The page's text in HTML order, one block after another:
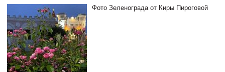
Фото Зеленограда от Киры Пироговой